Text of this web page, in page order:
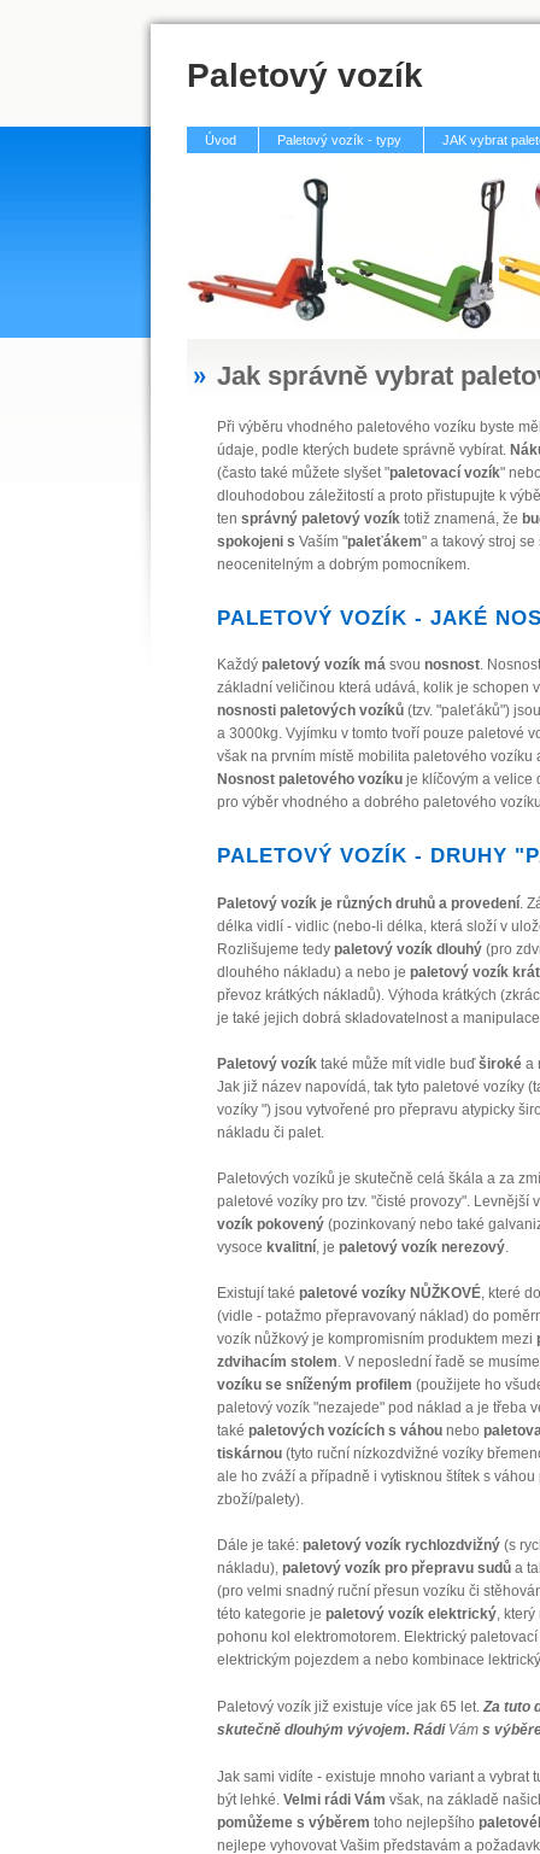
Paletový vozík
Úvod Paletový vozík - typy JAK vybrat
Jak správně vybrat
Při výběru vhodného paletového vozíku byste
údaje, podle kterých budete správně vybírat.
(často také můžete slyšet "paletovací vozík"
dlouhodobou záležitostí a proto přistupujte k
ten správný paletový vozík totiž znamená, že
spokojeni s Vaším "paleťákem" a takový stroj se
neocenitelným a dobrým pomocníkem.
PALETOVÝ VOZÍK - JAKÉ
Každý paletový vozík má svou nosnost .
základní veličinou která udává, kolik je schopen
nosnosti paletových vozíků (tzv. "paleťáků")
a 3000kg. Vyjímku v tomto tvoří pouze paletové
však na prvním místě mobilita paletového vozíku
Nosnost paletového vozíku je klíčovým a velice
pro výběr vhodného a dobrého paletového
PALETOVÝ VOZÍK - DRUHY
Paletový vozík je různých druhů a provedení .
délka vidlí - vidlic (nebo-li délka, která složí v
Rozlišujeme tedy paletový vozík dlouhý (pro
dlouhého nákladu) a nebo je paletový vozík
převoz krátkých nákladů). Výhoda krátkých
je také jejich dobrá skladovatelnost a
Paletový vozík také může mít vidle buďširoké a
Jak již název napovídá, tak tyto paletové vozíky
vozíky ") jsou vytvořené pro přepravu atypicky
nákladu či palet.
Paletových vozíků je skutečně celá škála a za
paletové vozíky pro tzv. "čisté provozy". Levnější
vozík pokovený (pozinkovaný nebo také
vysoce kvalitní , je paletový vozík nerezový
Existují také paletové vozíky NŮŽKOVÉ , které
(vidle - potažmo přepravovaný náklad) do
vozík nůžkový je kompromisním produktem mezi
zdvihacím stolem . V neposlední řadě se
vozíku se sníženým profilem (použijete ho
paletový vozík "nezajede" pod náklad a je třeba
také paletových vozících s váhou nebo
tiskárnou (tyto ruční nízkozdvižné vozíky
ale ho zváží a případně i vytisknou štítek s
zboží/palety).
Dále je také: paletový vozík rychlozdvižný (s
nákladu), paletový vozík pro přepravu sudů a
(pro velmi snadný ruční přesun vozíku či
této kategorie je paletový vozík elektrický ,
pohonu kol elektromotorem. Elektrický
elektrickým pojezdem a nebo kombinace
Paletový vozík již existuje více jak 65 let. Za tuto
skutečně dlouhým vývojem. Rádi Vám s
Jak sami vidíte - existuje mnoho variant a vybrat
být lehké. Velmi rádi Vám však, na základě
pomůžeme s výběrem toho nejlepšího
nejlepe vyhovovat Vašim představám a